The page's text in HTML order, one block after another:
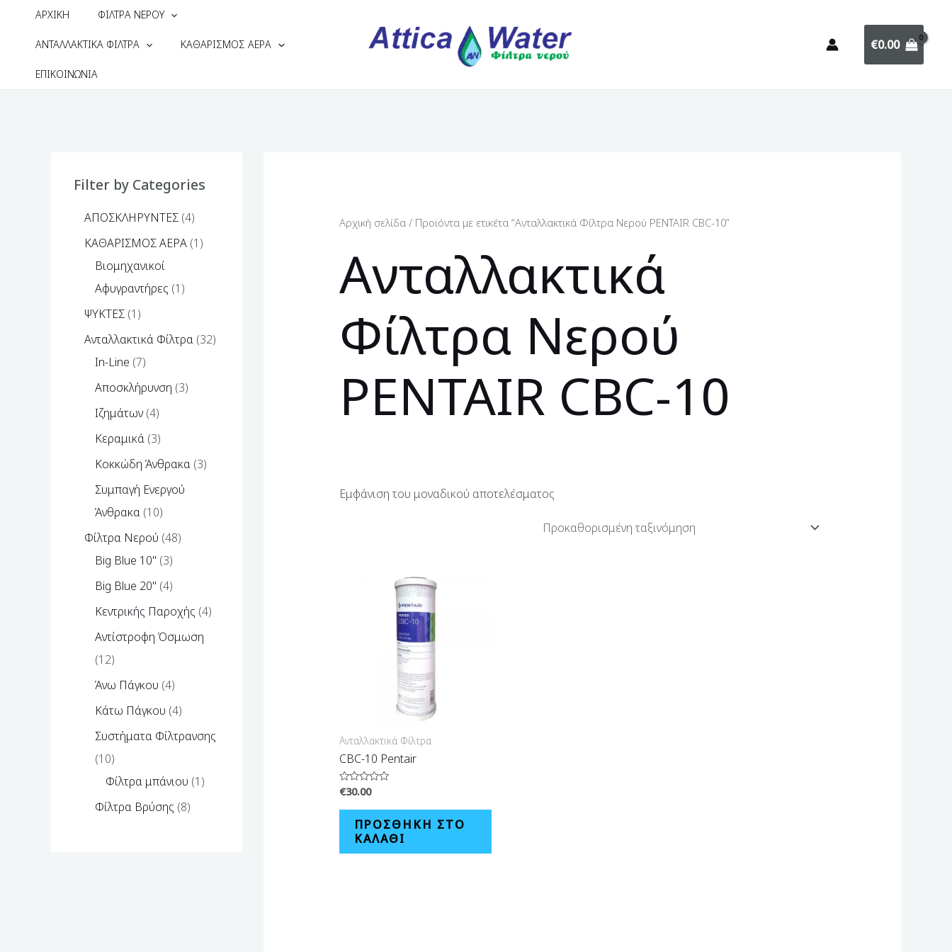
ΑΡΧΙΚΗ ΦΙΛΤΡΑ ΝΕΡΟΥ
ΑΝΤΑΛΛΑΚΤΙΚΑ ΦΙΛΤΡΑ ΚΑΘΑΡΙΣΜΟΣ ΑΕΡΑ
ΕΠΙΚΟΙΝΩΝΙΑ
€0.00
Filter by Categories
ΑΠΟΣΚΛΗΡΥΝΤΕΣ 4
ΚΑΘΑΡΙΣΜΟΣ ΑΕΡΑ 1
Βιομηχανικοί
Αφυγραντήρες 1
ΨΥΚΤΕΣ 1
Ανταλλακτικά Φίλτρα 32
In-Line 7
Αποσκλήρυνση 3
Ιζημάτων 4
Κεραμικά 3
Κοκκώδη Άνθρακα 3
Συμπαγή Ενεργού
Άνθρακα 10
Φίλτρα Νερού 48
Big Blue 10'' 3
Big Blue 20'' 4
Κεντρικής Παροχής 4
Αντίστροφη Όσμωση
12
Άνω Πάγκου 4
Κάτω Πάγκου 4
Συστήματα Φίλτρανσης
10
Φίλτρα μπάνιου 1
Φίλτρα Βρύσης 8
Αρχική σελίδα/ Προϊόντα με ετικέτα “Ανταλλακτικά Φίλτρα Νερού PENTAIR CBC-10”
Ανταλλακτικά
Φίλτρα Νερού
PENTAIR CBC-10
Εμφάνιση του μοναδικού αποτελέσματος
Ανταλλακτικά Φίλτρα
CBC-10 Pentair
Βαθμολογήθηκε
0
€30.00
ΠΡΟΣΘΉΚΗ ΣΤΟ
ΚΑΛΆΘΙ